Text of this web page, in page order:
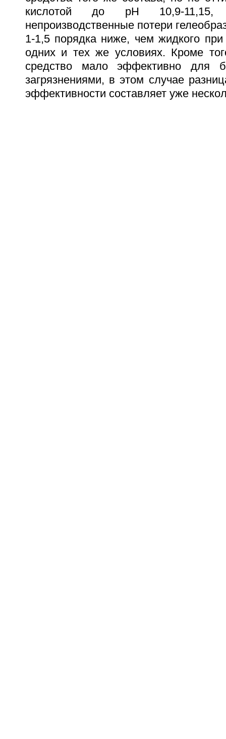
кислотой до рН 10,9-11,15,
непроизводственные потери
1-1,5 порядка ниже, чем жидкого
одних и тех же условиях. Кроме
средство мало эффективно для
загрязнениями, в этом случае
эффективности составляет уже